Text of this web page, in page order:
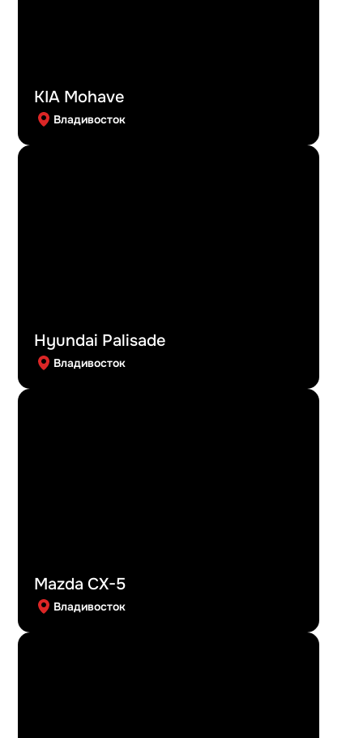
KIA Mohave
Владивосток
Hyundai Palisade
Владивосток
Mazda CX-5
Владивосток